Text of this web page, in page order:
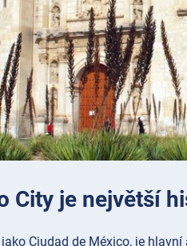
City je největší
Ciudad de México, je